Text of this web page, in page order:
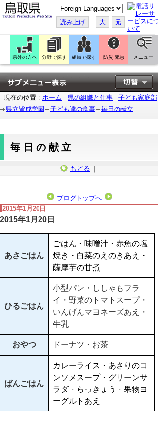
こ
の
ペ
ー
ジ
翻
訳
す
る
読み上げ 大 元
県外の方へ 分野で探す 組織で探す 防災 緊急 メニュー
現在の位置： ホーム 県の組織と仕事
子ども家庭部
県立皆成学園
子ども達の食事 毎日の献立
毎日の献立
もどる ｜
ブログトップへ
2015年1月20日
2015年1月20日
あさごはん
ごはん・味噌汁・赤魚の塩
焼き・白菜のえのきあえ・
薩摩芋の甘煮
ひるごはん
小型パン・ししゃもフラ
イ・野菜のトマトスープ・
いんげんマヨネーズあえ・
牛乳
おやつ ドーナツ・お茶
ばんごはん
カレーライス・あさりのコ
ンソメスープ・グリーンサ
ラダ・らっきょう・果物ヨ
ーグルトあえ